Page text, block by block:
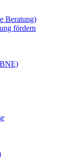
Beratung)
fördern